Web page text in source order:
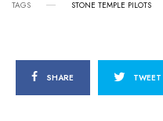
TAGS STONE TEMPLE PILOTS
SHARE TWEET